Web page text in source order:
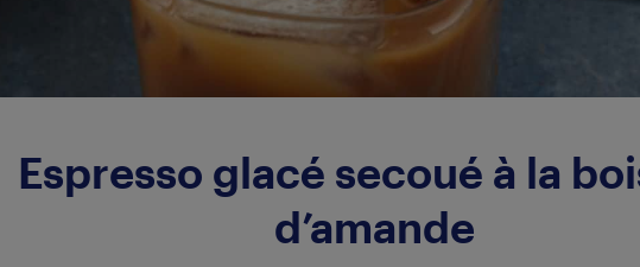
Espresso glacé secoué à la
d’amande